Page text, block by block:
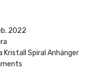
2022
Kristall Spiral Anhänger